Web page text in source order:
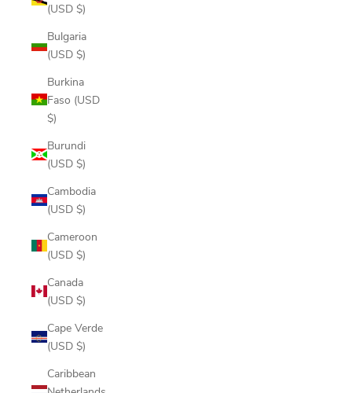
(USD $)
Bulgaria
(USD $)
Burkina
Faso (USD
$)
Burundi
(USD $)
Cambodia
(USD $)
Cameroon
(USD $)
Canada
(USD $)
Cape Verde
(USD $)
Caribbean